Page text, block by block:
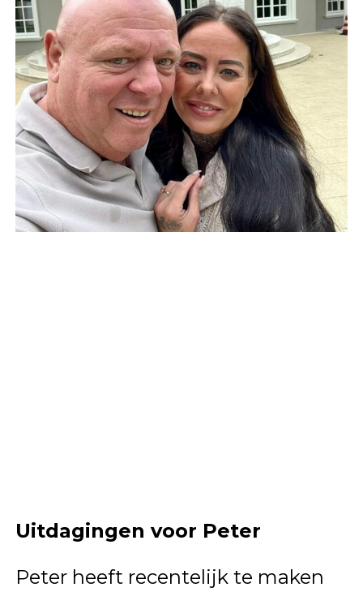
Uitdagingen voor Peter
Peter heeft recentelijk te maken